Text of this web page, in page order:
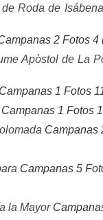
Roda de Isábena
2 Fotos 4
Apòstol de La
Campanas 1 Fotos
Campanas 1 Fotos
Campanas
Campanas 5
la Mayor